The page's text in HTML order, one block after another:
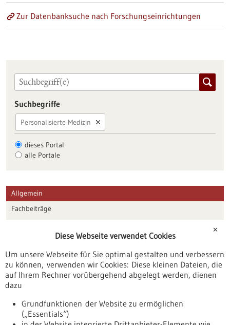
Zur Datenbanksuche nach Forschungseinrichtungen
Suchbegriffe
Personalisierte Medizin
dieses Portal
alle Portale
Allgemein
Fachbeiträge
Veranstaltungen
Erscheinungsdatum
✕
Diese Webseite verwendet Cookies
Um unsere Webseite für Sie optimal gestalten und verbessern
zu können, verwenden wir Cookies: Diese kleinen Dateien, die
auf Ihrem Rechner vorübergehend abgelegt werden, dienen
dazu
Grundfunktionen der Website zu ermöglichen
(„Essentials“)